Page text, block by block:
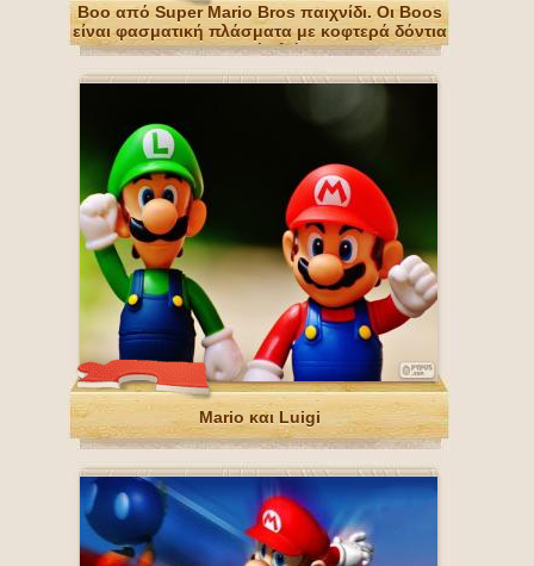
Boo από Super Mario Bros παιχνίδι. Οι Boos
είναι φασματική πλάσματα με κοφτερά δόντια
και μακριά γλώσσες
Mario και Luigi